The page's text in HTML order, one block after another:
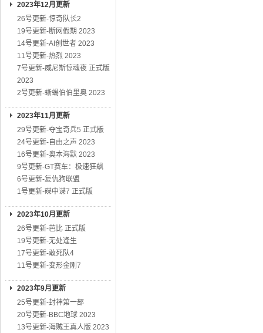
2023年12月更新
26号更新-惊奇队长2
19号更新-断网假期 2023
14号更新-AI创世者 2023
11号更新-热烈 2023
7号更新-威尼斯惊魂夜 正式版
2023
2号更新-蜥蜴伯伯里奥 2023
2023年11月更新
29号更新-夺宝奇兵5 正式版
24号更新-自由之声 2023
16号更新-奥本海默 2023
9号更新-GT赛车：极速狂飙
6号更新-复仇狗联盟
1号更新-碟中谍7 正式版
2023年10月更新
26号更新-芭比 正式版
19号更新-无处逢生
17号更新-敢死队4
11号更新-变形金刚7
2023年9月更新
25号更新-封神第一部
20号更新-BBC地球 2023
13号更新-海贼王真人版 2023